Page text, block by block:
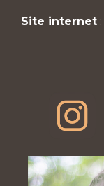
Site internet :